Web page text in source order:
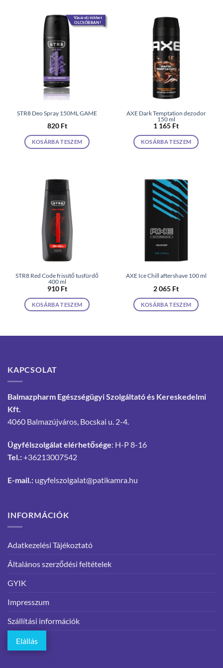
Vásárolj többet
OLCSÓBBAN!
STR8 Deo Spray 150ML GAME
820 Ft
KOSÁRBA TESZEM
AXE Dark Temptation dezodor
150 ml
1 165 Ft
KOSÁRBA TESZEM
STR8 Red Code frissítő tusfürdő
400 ml
910 Ft
KOSÁRBA TESZEM
AXE Ice Chill aftershave 100 ml
2 065 Ft
KOSÁRBA TESZEM
KAPCSOLAT
Balmazpharm Egészségügyi Szolgáltató és Kereskedelmi
Kft.
4060 Balmazújváros, Bocskai u. 2-4.
Ügyfélszolgálat elérhetősége: H-P 8-16
Tel.:+36213007542
E-mail.: ugyfelszolgalat@patikamra.hu
INFORMÁCIÓK
Adatkezelési Tájékoztató
Általános szerződési feltételek
GYIK
Impresszum
Szállítási információk
Elállás